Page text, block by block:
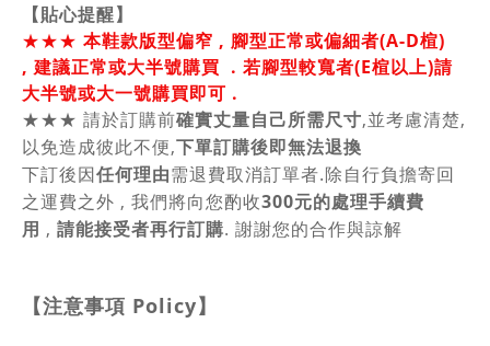
【貼心提醒】
★★★ 本鞋款版型偏窄 , 腳型正常或偏細者(A-D楦)
, 建議正常或大半號購買 . 若腳型較寬者(E楦以上)請
大半號或大一號購買即可 .
★★★ 請於訂購前確實丈量自己所需尺寸,並考慮清楚,
以免造成彼此不便,下單訂購後即無法退換
下訂後因任何理由需退費取消訂單者.除自行負擔寄回
之運費之外 , 我們將向您酌收300元的處理手續費
用 , 請能接受者再行訂購. 謝謝您的合作與諒解
【注意事項 Policy】